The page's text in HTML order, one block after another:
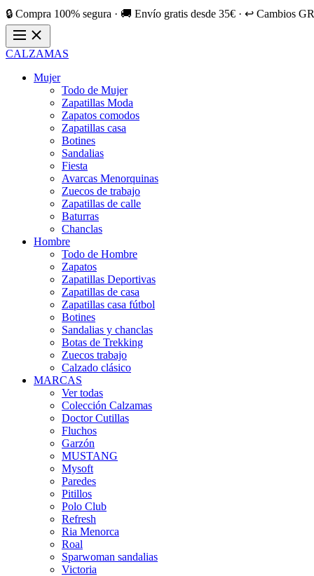
🔒 Compra 100% segura · 🚚 Envío gratis desde 35€ · ↩️ Cambios
CALZAMAS
Mujer
Todo de Mujer
Zapatillas Moda
Zapatos comodos
Zapatillas casa
Botines
Sandalias
Fiesta
Avarcas Menorquinas
Zuecos de trabajo
Zapatillas de calle
Baturras
Chanclas
Hombre
Todo de Hombre
Zapatos
Zapatillas Deportivas
Zapatillas de casa
Zapatillas casa fútbol
Botines
Sandalias y chanclas
Botas de Trekking
Zuecos trabajo
Calzado clásico
MARCAS
Ver todas
Colección Calzamas
Doctor Cutillas
Fluchos
Garzón
MUSTANG
Mysoft
Paredes
Pitillos
Polo Club
Refresh
Ria Menorca
Roal
Sparwoman sandalias
Victoria